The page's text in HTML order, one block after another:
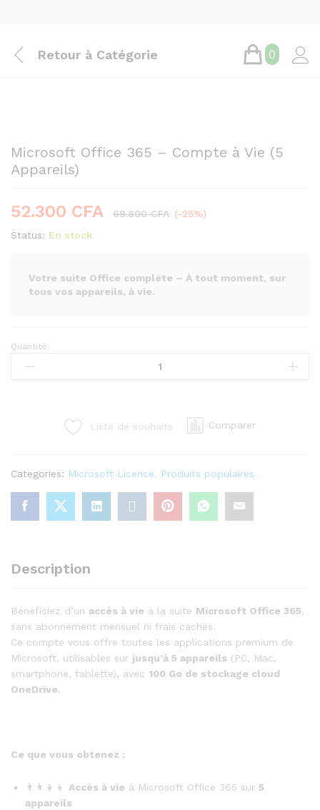
Retour à Catégorie 0
Microsoft Office 365 – Compte à Vie (5
Appareils)
52.300 CFA 69.800CFA (-25%)
Status: En stock
Votre suite Office complète – À tout moment, sur
tous vos appareils, à vie.
Microsoft
Office
Appareils)
quantity
Quantité:
Liste de souhaits Comparer
Categories: Microsoft Licence Produits populaires
Description
Bénéficiez d’un accès à vie à la suite Microsoft Office 365,
sans abonnement mensuel ni frais cachés.
Ce compte vous offre toutes les applications premium de
Microsoft, utilisables sur jusqu’à 5 appareils (PC, Mac,
smartphone, tablette), avec 100 Go de stockage cloud
OneDrive.
Ce que vous obtenez :
👨‍👩‍👧‍👦 Accès à vie à Microsoft Office 365 sur 5
appareils